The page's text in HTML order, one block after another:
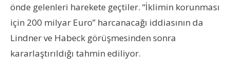
önde gelenleri harekete geçtiler. “İklimin korunması
için 200 milyar Euro” harcanacağı iddiasının da
Lindner ve Habeck görüşmesinden sonra
kararlaştırıldığı tahmin ediliyor.